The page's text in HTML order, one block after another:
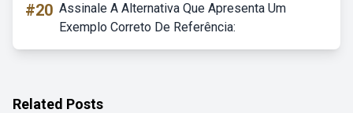
#20 Assinale A Alternativa Que Apresenta Um
Exemplo Correto De Referência:
Related Posts